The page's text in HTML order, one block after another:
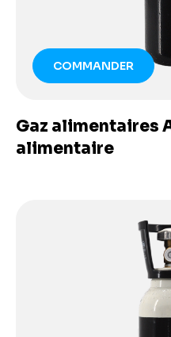
COMMANDER
Gaz alimentaires
alimentaire